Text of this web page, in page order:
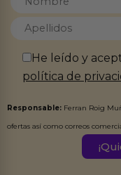
He leído y
política de
Responsable: Ferran Roig
ofertas así como correos
Destinatarios: